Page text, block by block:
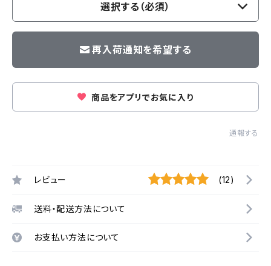
選択する（必須）
再入荷通知を希望する
商品をアプリでお気に入り
通報する
レビュー (12)
送料・配送方法について
お支払い方法について